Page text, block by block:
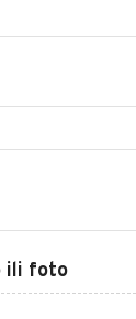
ili foto